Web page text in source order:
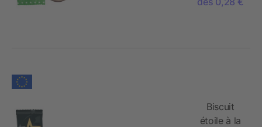
Biscuit
étoile à la